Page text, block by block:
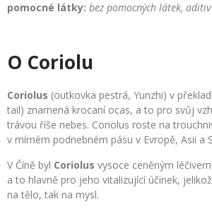
pomocné látky: bez pomocných látek,
O Coriolu
Coriolus (outkovka pestrá, Yunzhi) v
tail) znamená krocaní ocas, a to pro svůj
trávou říše nebes. Coriolus roste na
v mírném podnebném pásu v Evropě, Asii a
V Číně byl Coriolus vysoce ceněným
a to hlavně pro jeho vitalizující účinek,
na tělo, tak na mysl.